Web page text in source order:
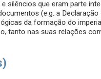
silêncios que eram parte
(e.g. a Declaração
da formação do
tanto nas suas relações